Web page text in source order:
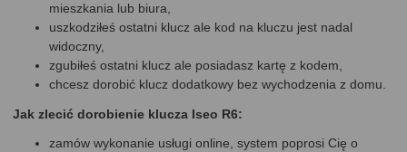
mieszkania lub biura,
uszkodziłeś ostatni klucz ale kod na kluczu jest nadal
widoczny,
zgubiłeś ostatni klucz ale posiadasz kartę z kodem,
chcesz dorobić klucz dodatkowy bez wychodzenia z domu.
Jak zlecić dorobienie klucza Iseo R6:
zamów wykonanie usługi online, system poprosi Cię o